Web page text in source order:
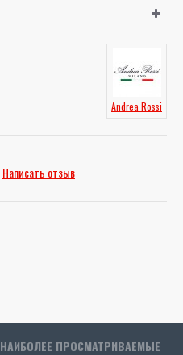
Andrea Rossi
Написать отзыв
НАИБОЛЕЕ ПРОСМАТРИВАЕМЫЕ